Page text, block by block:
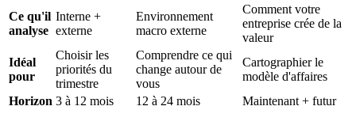
Ce qu'il
analyse
Interne +
externe
Environnement
macro externe
Comment votre
entreprise crée de la
valeur
Idéal
pour
Choisir les
priorités du
trimestre
Comprendre ce qui
change autour de
vous
Cartographier le
modèle d'affaires
Horizon 3 à 12 mois 12 à 24 mois Maintenant + futur